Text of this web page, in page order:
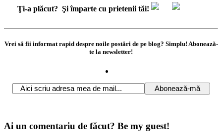
Ţi-a plăcut? Şi împarte cu prietenii tăi!
Vrei să fii informat rapid despre noile postări de pe blog? Simplu! Abonează-
te la newsletter!
Ai un comentariu de făcut? Be my guest!